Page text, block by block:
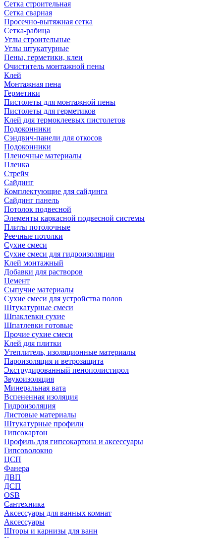
Сетка строительная
Сетка сварная
Просечно-вытяжная сетка
Сетка-рабица
Углы строительные
Углы штукатурные
Пены, герметики, клеи
Очиститель монтажной пены
Клей
Монтажная пена
Герметики
Пистолеты для монтажной пены
Пистолеты для герметиков
Клей для термоклеевых пистолетов
Подоконники
Сэндвич-панели для откосов
Подоконники
Пленочные материалы
Пленка
Стрейч
Сайдинг
Комплектующие для сайдинга
Сайдинг панель
Потолок подвесной
Элементы каркасной подвесной системы
Плиты потолочные
Реечные потолки
Сухие смеси
Сухие смеси для гидроизоляции
Клей монтажный
Добавки для растворов
Цемент
Сыпучие материалы
Сухие смеси для устройства полов
Штукатурные смеси
Шпаклевки сухие
Шпатлевки готовые
Прочие сухие смеси
Клей для плитки
Утеплитель, изоляционные материалы
Пароизоляция и ветрозащита
Экструдированный пенополистирол
Звукоизоляция
Минеральная вата
Вспененная изоляция
Гидроизоляция
Листовые материалы
Штукатурные профили
Гипсокартон
Профиль для гипсокартона и аксессуары
Гипсоволокно
ЦСП
Фанера
ДВП
ДСП
OSB
Сантехника
Аксессуары для ванных комнат
Аксессуары
Шторы и карнизы для ванн